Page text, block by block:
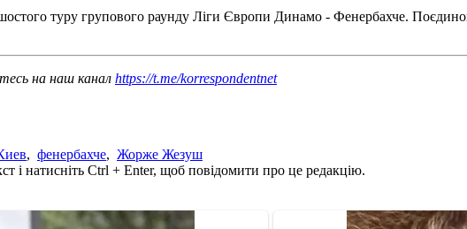
туру групового раунду Ліги Європи Динамо - Фенербахче.
на наш канал https://t.me/korrespondentnet
, фенербахче, Жорже Жезуш
і натисніть Ctrl + Enter, щоб повідомити про це редакцію.